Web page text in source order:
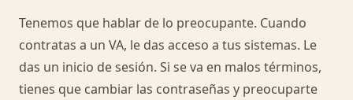
Tenemos que hablar de lo preocupante. Cuando
contratas a un VA, le das acceso a tus sistemas. Le
das un inicio de sesión. Si se va en malos términos,
tienes que cambiar las contraseñas y preocuparte